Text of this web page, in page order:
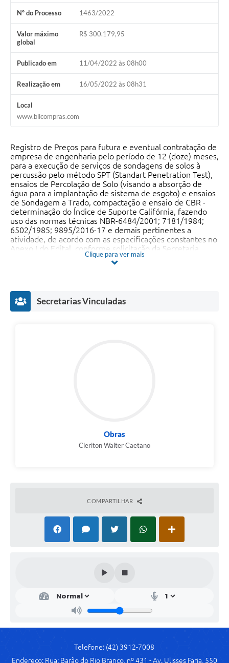
Chamamento Público para Artistas Locais
Projeto Nascente Viva
Agência do Trabalhador
Imprensa
Telefones Postos de Saúde
Plantão das Funerárias
Recebimento de Recursos
Serviço de Informação ao Cidadão
Termos de Fomento
Audiências Públicas
Iluminação Pública
Logo Prefeitura de São Mateus do Sul
Briefing de Ações, Divulgações e Eventos
Nº do Processo 1463/2022
Valor máximo
global
R$ 300.179,95
Publicado em 11/04/2022 às 08h00
Realização em 16/05/2022 às 08h31
Local
www.bllcompras.com
Registro de Preços para futura e eventual contratação de
empresa de engenharia pelo período de 12 (doze) meses,
para a execução de serviços de sondagens de solos à
percussão pelo método SPT (Standart Penetration Test),
ensaios de Percolação de Solo (visando a absorção de
água para a implantação de sistema de esgoto) e ensaios
de Sondagem a Trado, compactação e ensaio de CBR -
determinação do Índice de Suporte Califórnia, fazendo
uso das normas técnicas NBR-6484/2001; 7181/1984;
6502/1985; 9895/2016-17 e demais pertinentes a
atividade, de acordo com as especificações constantes no
Anexo I do Edital, conforme solicitação da Secretaria
Clique para ver mais
Secretarias Vinculadas
Obras
Cleriton Walter Caetano
COMPARTILHAR
Telefone: (42) 3912-7008
Endereço: Rua: Barão do Rio Branco, nº 431 - Av. Ulisses Faria, 550